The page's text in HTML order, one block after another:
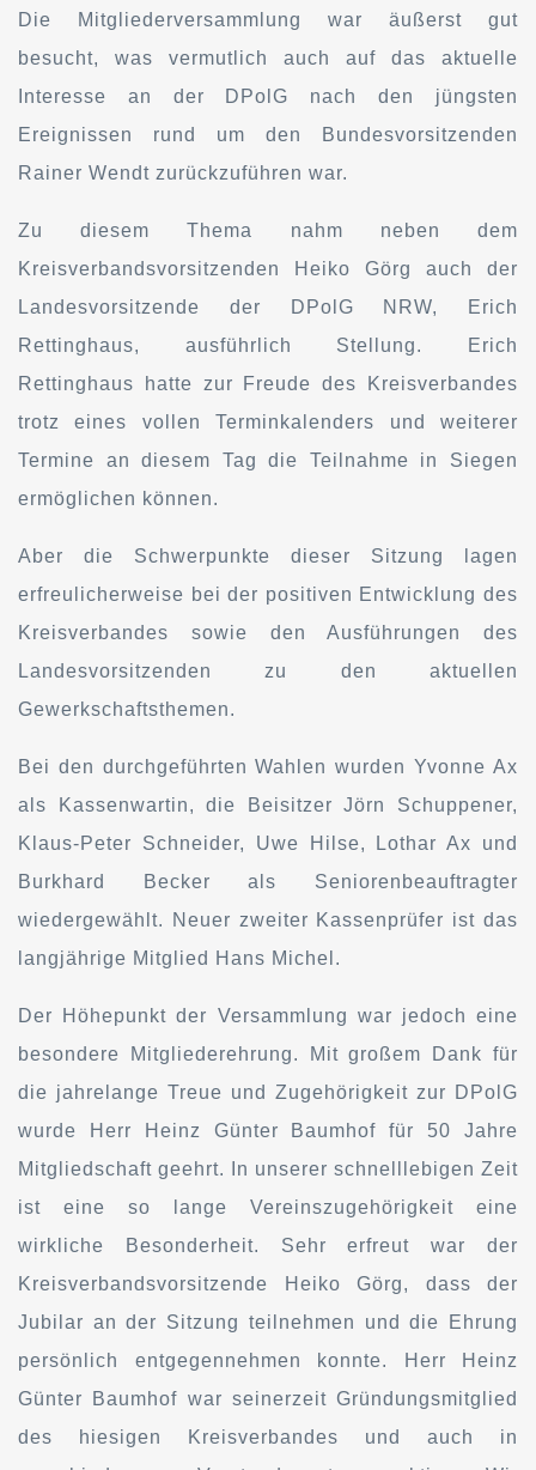
Die Mitgliederversammlung war äußerst gut
besucht, was vermutlich auch auf das aktuelle
Interesse an der DPolG nach den jüngsten
Ereignissen rund um den Bundesvorsitzenden
Rainer Wendt zurückzuführen war.
Zu diesem Thema nahm neben dem
Kreisverbandsvorsitzenden Heiko Görg auch der
Landesvorsitzende der DPolG NRW, Erich
Rettinghaus, ausführlich Stellung. Erich
Rettinghaus hatte zur Freude des Kreisverbandes
trotz eines vollen Terminkalenders und weiterer
Termine an diesem Tag die Teilnahme in Siegen
ermöglichen können.
Aber die Schwerpunkte dieser Sitzung lagen
erfreulicherweise bei der positiven Entwicklung des
Kreisverbandes sowie den Ausführungen des
Landesvorsitzenden zu den aktuellen
Gewerkschaftsthemen.
Bei den durchgeführten Wahlen wurden Yvonne Ax
als Kassenwartin, die Beisitzer Jörn Schuppener,
Klaus-Peter Schneider, Uwe Hilse, Lothar Ax und
Burkhard Becker als Seniorenbeauftragter
wiedergewählt. Neuer zweiter Kassenprüfer ist das
langjährige Mitglied Hans Michel.
Der Höhepunkt der Versammlung war jedoch eine
besondere Mitgliederehrung. Mit großem Dank für
die jahrelange Treue und Zugehörigkeit zur DPolG
wurde Herr Heinz Günter Baumhof für 50 Jahre
Mitgliedschaft geehrt. In unserer schnelllebigen Zeit
ist eine so lange Vereinszugehörigkeit eine
wirkliche Besonderheit. Sehr erfreut war der
Kreisverbandsvorsitzende Heiko Görg, dass der
Jubilar an der Sitzung teilnehmen und die Ehrung
persönlich entgegennehmen konnte. Herr Heinz
Günter Baumhof war seinerzeit Gründungsmitglied
des hiesigen Kreisverbandes und auch in